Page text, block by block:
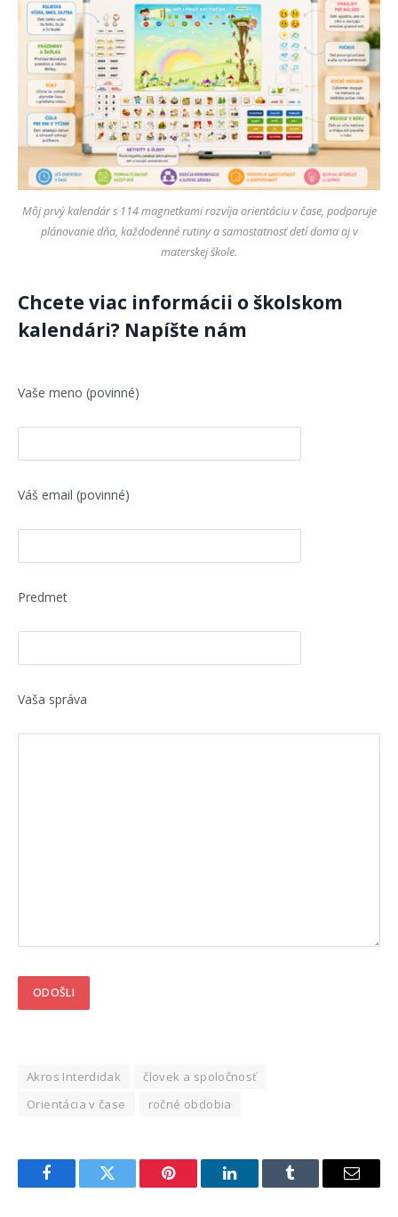
Môj prvý kalendár s 114 magnetkami rozvíja orientáciu v čase, podporuje
plánovanie dňa, každodenné rutiny a samostatnosť detí doma aj v
materskej škole.
Chcete viac informácii o školskom
kalendári? Napíšte nám
Vaše meno (povinné)
Váš email (povinné)
Predmet
Vaša správa
Akros Interdidak
človek a spoločnosť
Orientácia v čase
ročné obdobia
FacebookTwitter Pinterest LinkedInTumblr Email